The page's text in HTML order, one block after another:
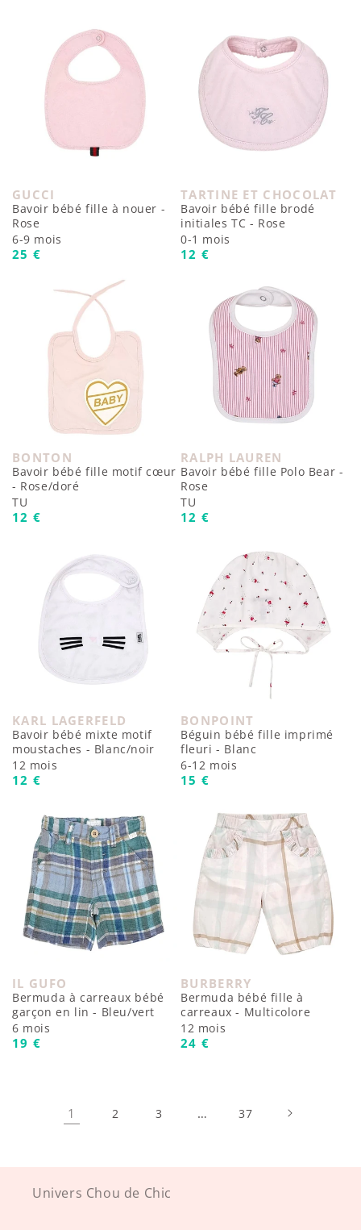
Fournisseur :
GUCCI
Bavoir bébé fille à nouer -
Rose
6-9 mois
Prix habituel
25 €
Fournisseur :
TARTINE ET CHOCOLAT
Bavoir bébé fille brodé
initiales TC - Rose
0-1 mois
Prix habituel
12 €
Fournisseur :
BONTON
Bavoir bébé fille motif cœur
- Rose/doré
TU
Prix habituel
12 €
Fournisseur :
RALPH LAUREN
Bavoir bébé fille Polo Bear -
Rose
TU
Prix habituel
12 €
Fournisseur :
KARL LAGERFELD
Bavoir bébé mixte motif
moustaches - Blanc/noir
12 mois
Prix habituel
12 €
Fournisseur :
BONPOINT
Béguin bébé fille imprimé
fleuri - Blanc
6-12 mois
Prix habituel
15 €
Fournisseur :
IL GUFO
Bermuda à carreaux bébé
garçon en lin - Bleu/vert
6 mois
Prix habituel
19 €
Fournisseur :
BURBERRY
Bermuda bébé fille à
carreaux - Multicolore
12 mois
Prix habituel
24 €
1 2 3 … 37
Univers Chou de Chic